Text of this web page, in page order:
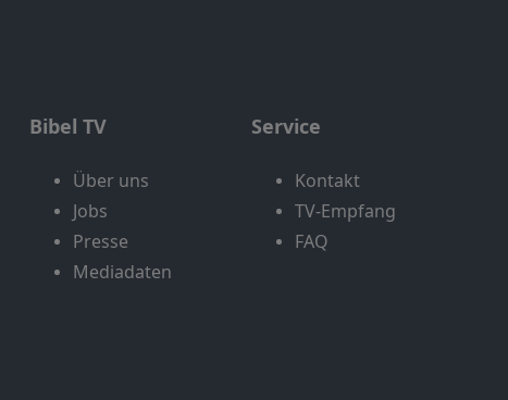
Bibel TV
Über uns
Jobs
Presse
Mediadaten
Service
Kontakt
TV-Empfang
FAQ